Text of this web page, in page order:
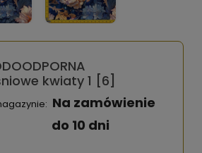
kwiaty 1 [6]
Na zamówienie
do 10 dni